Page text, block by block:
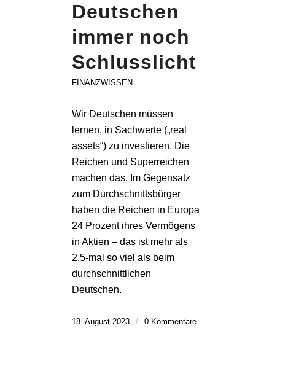
Deutschen
immer noch
Schlusslicht
FINANZWISSEN
Wir Deutschen müssen
lernen, in Sachwerte („real
assets“) zu investieren. Die
Reichen und Superreichen
machen das. Im Gegensatz
zum Durchschnittsbürger
haben die Reichen in Europa
24 Prozent ihres Vermögens
in Aktien – das ist mehr als
2,5-mal so viel als beim
durchschnittlichen
Deutschen.
18. August 2023 / 0 Kommentare